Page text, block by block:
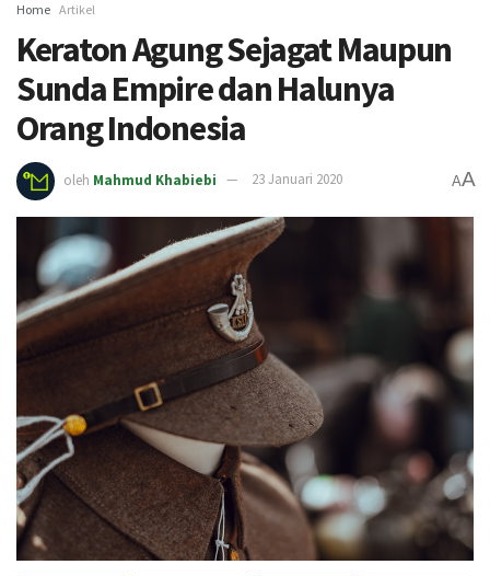
Home Artikel
Keraton Agung Sejagat Maupun
Sunda Empire dan Halunya
Orang Indonesia
oleh Mahmud Khabiebi 23 Januari 2020 AA